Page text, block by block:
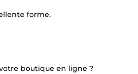
forme.
boutique en ligne ?